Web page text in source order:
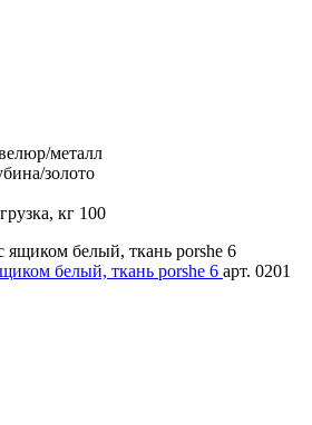
металл
золото
кг 100
белый, ткань porshe 6 арт. 0201